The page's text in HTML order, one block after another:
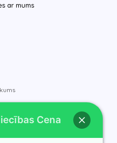
ar mums
Cena